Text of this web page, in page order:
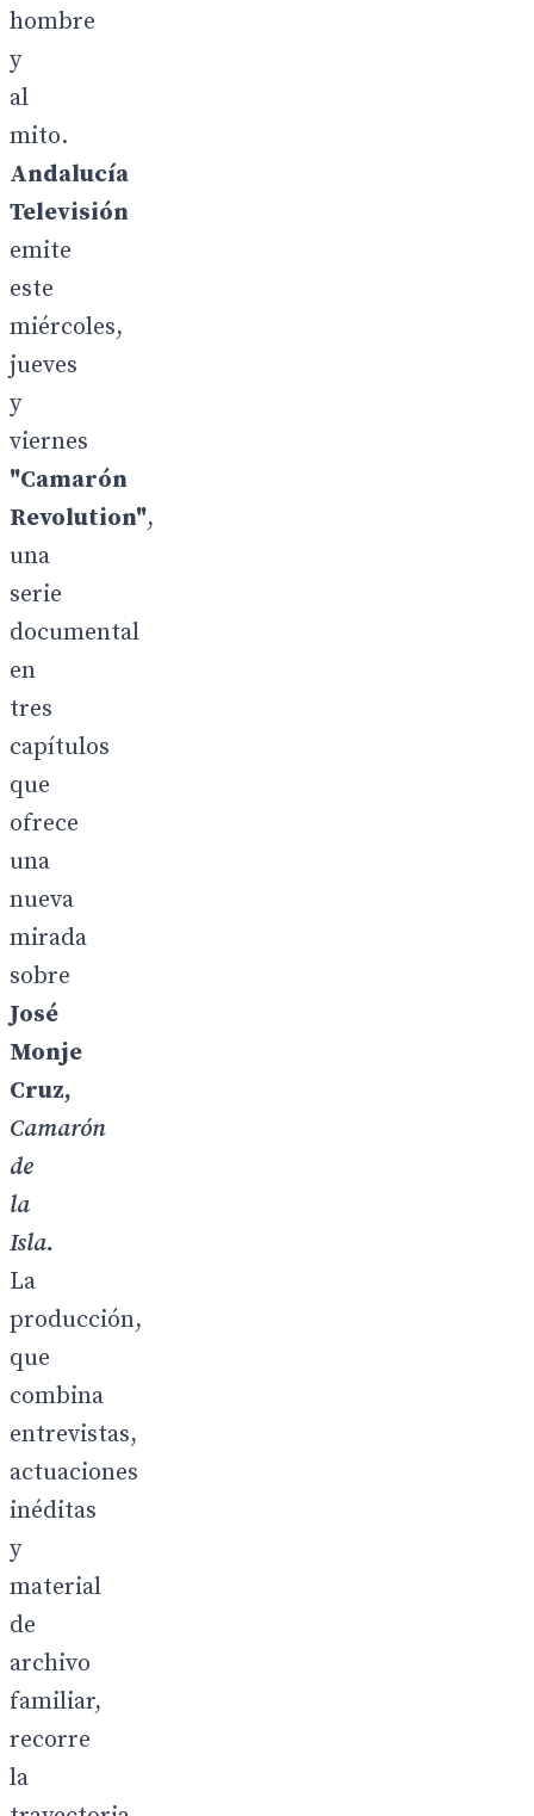
hombre
y
al
mito.
Andalucía
Televisión
emite
este
miércoles,
jueves
y
viernes
"Camarón
Revolution",
una
serie
documental
en
tres
capítulos
que
ofrece
una
nueva
mirada
sobre
José
Monje
Cruz,
Camarón
de
la
Isla.
La
producción,
que
combina
entrevistas,
actuaciones
inéditas
y
material
de
archivo
familiar,
recorre
la